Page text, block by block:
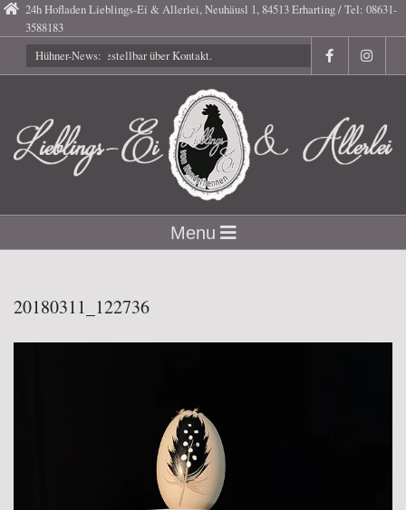
Skip
to
content
24h Hofladen Lieblings-Ei & Allerlei, Neuhäusl 1, 84513 Erharting / Tel: 08631-
3588183
Hühner-News:
Gutscheine bestellbar über Kontakt.
Lieblings-
Navigation
Menu
20180311_122736